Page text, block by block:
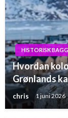
HISTORISK
Hvordan
Grønlands
chris 1 juni 2026